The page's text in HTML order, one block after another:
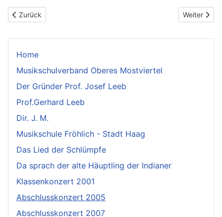
Vorheriger Beitrag: Dir. J. M.
Zurück Nächster
Weiter
Home
Musikschulverband Oberes Mostviertel
Der Gründer Prof. Josef Leeb
Prof.Gerhard Leeb
Dir. J. M.
Musikschule Fröhlich - Stadt Haag
Das Lied der Schlümpfe
Da sprach der alte Häuptling der Indianer
Klassenkonzert 2001
Abschlusskonzert 2005
Abschlusskonzert 2007